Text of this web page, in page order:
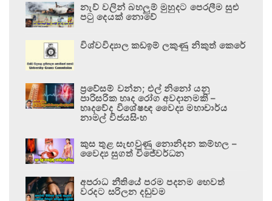
නැව් වලින් බහලුම් මුහුදට පෙරලීම සුළු
පටු දෙයක් නොවේ
විශ්වවිද්‍යාල කඩඉම් ලකුණු නිකුත් කෙරේ
ප්‍රවේසම් වන්න; එල් නිනෝ යනු
පාරිසරික හෘද රෝග අවදානමකි –
හෘදවේද විශේෂඥ වෛද්‍ය මහාචාර්ය
නාමල් විජයසිංහ
කුස තුළ සැඟවුණු නොනිදන කම්හල –
වෛද්‍ය සුගත් විජේවර්ධන
අපරාධ නීතියේ පරම පදනම හෙවත්
වරදට සරිලන දඬුවම